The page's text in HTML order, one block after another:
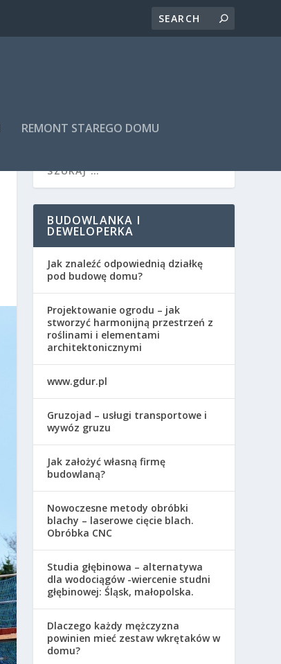
REMONT STAREGO DOMU
BUDOWLANKA I
DEWELOPERKA
Jak znaleźć odpowiednią działkę
pod budowę domu?
Projektowanie ogrodu – jak
stworzyć harmonijną przestrzeń z
roślinami i elementami
architektonicznymi
www.gdur.pl
Gruzojad – usługi transportowe i
wywóz gruzu
Jak założyć własną firmę
budowlaną?
Nowoczesne metody obróbki
blachy – laserowe cięcie blach.
Obróbka CNC
Studia głębinowa – alternatywa
dla wodociągów -wiercenie studni
głębinowej: Śląsk, małopolska.
Dlaczego każdy mężczyzna
powinien mieć zestaw wkrętaków w
domu?